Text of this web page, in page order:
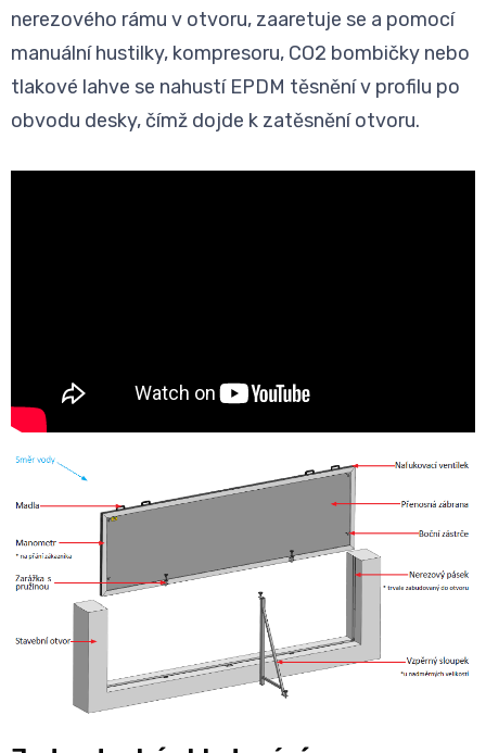
nerezového rámu v otvoru, zaaretuje se a pomocí
manuální hustilky, kompresoru, CO2 bombičky nebo
tlakové lahve se nahustí EPDM těsnění v profilu po
obvodu desky, čímž dojde k zatěsnění otvoru.